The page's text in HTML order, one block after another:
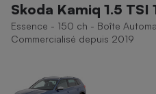
Skoda Kamiq 1.5 TSI
Essence - 150 ch - Boîte
Commercialisé depuis 2019